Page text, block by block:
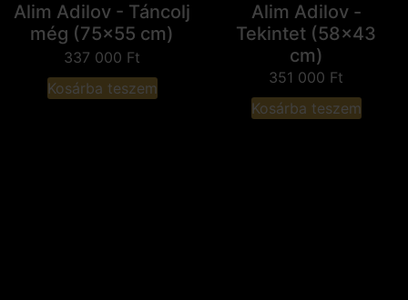
Alim Adilov - Táncolj
még (75x55 cm)
337 000 Ft
Kosárba teszem
Alim Adilov -
Tekintet (58x43
cm)
351 000 Ft
Kosárba teszem